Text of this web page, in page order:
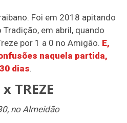
Foi em 2018 apitando
em abril, quando
por 1 a 0 no Amigão. E,
naquela partida,
dias.
TREZE
no Almeidão